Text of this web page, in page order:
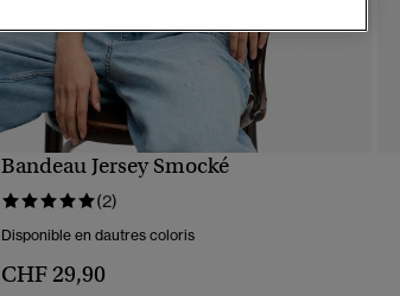
APERÇU RAPIDE
Bandeau Jersey Smocké
(2)
Disponible en dautres coloris
CHF 29,90